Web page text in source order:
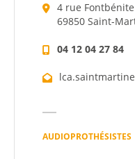
4 rue Fontbénite
69850 Saint-
04 12 04 27 84
AUDIOPROTHÉSISTES